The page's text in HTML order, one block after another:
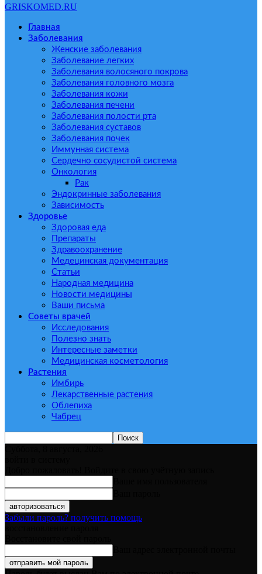
GRISKOMED.RU
Главная
Заболевания
Женские заболевания
Заболевание легких
Заболевания волосяного покрова
Заболевания головного мозга
Заболевания кожи
Заболевания печени
Заболевания полости рта
Заболевания суставов
Заболевания почек
Иммунная система
Сердечно сосудистой система
Онкология
Рак
Эндокринные заболевания
Зависимость
Здоровье
Здоровая еда
Препараты
Здравоохранение
Медецинская документация
Статьи
Народная медицина
Новости медицины
Ваши письма
Советы врачей
Исследования
Полезно знать
Интересные заметки
Медицинская косметология
Растения
Имбирь
Лекарственные растения
Облепиха
Чабрец
Забыли пароль? получить помощь